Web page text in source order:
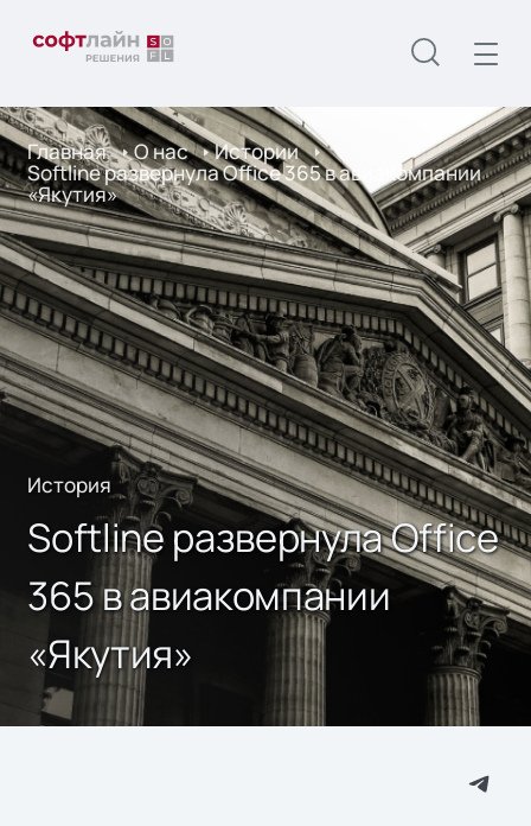
Главная О нас Истории
Softline развернула Office 365 в авиакомпании
«Якутия»
История
Softline развернула Office
365 в авиакомпании
«Якутия»